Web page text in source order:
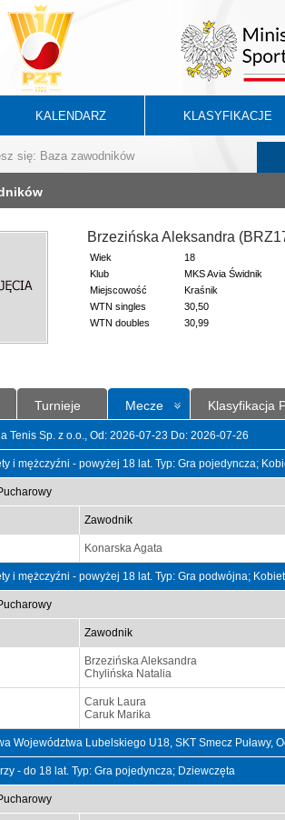
KALENDARZ KLASYFIKACJE
się: Baza zawodników
Brzezińska Aleksandra
Wiek
18
Klub
MKS Avia Świdnik
Miejscowość
Kraśnik
WTN singles
30,50
WTN doubles
30,99
Turnieje Mecze Klasyfikacja
Tenis Sp. z o.o., Od: 2026-07-23 Do: 2026-07-26
i mężczyźni - powyżej 18 lat. Typ: Gra pojedyncza;
Zawodnik
Konarska Agata
i mężczyźni - powyżej 18 lat. Typ: Gra podwójna;
Zawodnik
Brzezińska Aleksandra
Chylińska Natalia
Caruk Laura
Caruk Marika
Województwa Lubelskiego U18, SKT Smecz Puławy,
- do 18 lat. Typ: Gra pojedyncza; Dziewczęta